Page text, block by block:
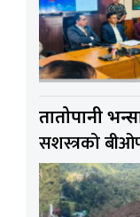
तातोपानी
सशस्त्रको